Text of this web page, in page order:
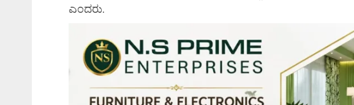
ಎಂದರು.